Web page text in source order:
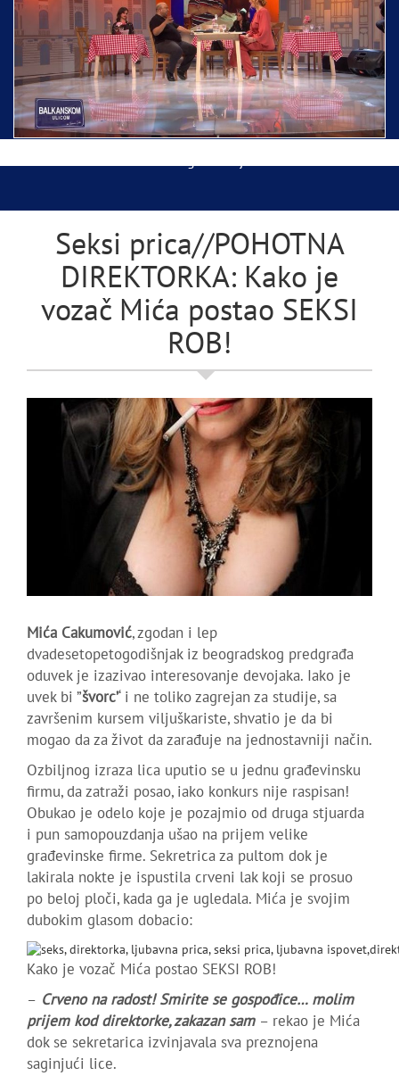
Ispraćaj Pojasa Presvete Bogorodice danas iz
Hrama Svetog Save
Seksi prica//POHOTNA
DIREKTORKA: Kako je
vozač Mića postao SEKSI
ROB!
Mića Cakumović, zgodan i lep
dvadesetopetogodišnjak iz beogradskog predgrađa
oduvek je izazivao interesovanje devojaka. Iako je
uvek bi ”švorc’‘ i ne toliko zagrejan za studije, sa
završenim kursem viljuškariste, shvatio je da bi
mogao da za život da zarađuje na jednostavniji način.
Ozbiljnog izraza lica uputio se u jednu građevinsku
firmu, da zatraži posao, iako konkurs nije raspisan!
Obukao je odelo koje je pozajmio od druga stjuarda
i pun samopouzdanja ušao na prijem velike
građevinske firme. Sekretrica za pultom dok je
lakirala nokte je ispustila crveni lak koji se prosuo
po beloj ploči, kada ga je ugledala. Mića je svojim
dubokim glasom dobacio:
Kako je vozač Mića postao SEKSI ROB!
– Crveno na radost! Smirite se gospođice… molim
prijem kod direktorke, zakazan sam – rekao je Mića
dok se sekretarica izvinjavala sva preznojena
saginjući lice.